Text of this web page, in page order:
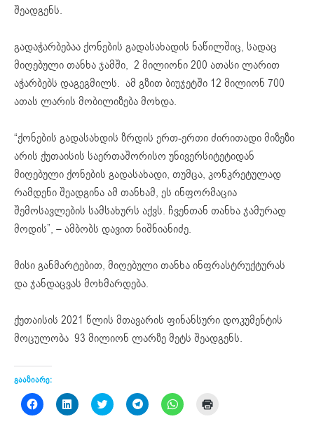
შეადგენს.
გადაჭარბებაა ქონების გადასახადის ნაწილშიც, სადაც
მიღებული თანხა ჯამში, 2 მილიონი 200 ათასი ლარით
აჭარბებს დაგეგმილს. ამ გზით ბიუჯეტში 12 მილიონ 700
ათას ლარის მობილიზება მოხდა.
“ქონების გადასახდის ზრდის ერთ-ერთი ძირითადი მიზეზი
არის ქუთაისის საერთაშორისო უნივერსიტეტიდან
მიღებული ქონების გადასახადი, თუმცა, კონკრეტულად
რამდენი შეადგინა ამ თანხამ, ეს ინფორმაცია
შემოსავლების სამსახურს აქვს. ჩვენთან თანხა ჯამურად
მოდის”, – ამბობს დავით ნიშნიანიძე.
მისი განმარტებით, მიღებული თანხა ინფრასტრუქტურას
და ჯანდაცვას მოხმარდება.
ქუთაისის 2021 წლის მთავარის ფინანსური დოკუმენტის
მოცულობა 93 მილიონ ლარზე მეტს შეადგენს.
გააზიარე:
Click
to
Click
to
Click
to
Click
to
Click
to